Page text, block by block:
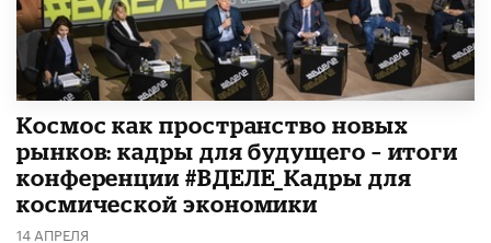
Космос как пространство новых
рынков: кадры для будущего – итоги
конференции #ВДЕЛЕ_Кадры для
космической экономики
14 АПРЕЛЯ